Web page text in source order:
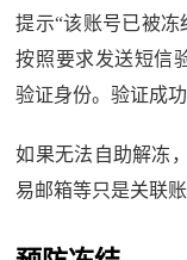
提示“该账号已被冻
按照要求发送短信
验证身份。验证成
如果无法自助解冻
易邮箱等只是关联